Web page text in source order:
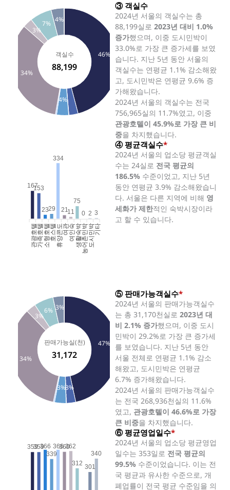
46%
4%
34%
3%
7% 4%
객실수
88,199
③ 객실수
2024년 서울의 객실수는 총
88,199실로 2023년 대비 1.0%
증가했으며, 이중 도시민박이
33.0%로 가장 큰 증가세를 보였
습니다. 지난 5년 동안 서울의
객실수는 연평균 1.1% 감소해왔
고, 도시민박은 연평균 9.6% 증
가해왔습니다.
2024년 서울의 객실수는 전국
756,965실의 11.7%였고, 이중
관광호텔이 45.9%로 가장 큰 비
중을 차지했습니다.
167153
2329
334
2111
75
0 2 3
관광호텔가족호텔소형호텔호스텔휴양콘도여관여인숙생활숙박농어촌민박도시민박기타
④ 평균객실수*
2024년 서울의 업소당 평균객실
수는 24실로 전국 평균의
186.5% 수준이었고, 지난 5년
동안 연평균 3.9% 감소해왔습니
다. 서울은 다른 지역에 비해 영
세화가 제한적인 숙박시장이라
고 할 수 있습니다.
47%
3%
3%
34%
3%
6% 3%
판매가능실(천)
31,172
⑤ 판매가능객실수*
2024년 서울의 판매가능객실수
는 총 31,170천실로 2023년 대
비 2.1% 증가했으며, 이중 도시
민박이 29.2%로 가장 큰 증가세
를 보였습니다. 지난 5년 동안
서울 전체로 연평균 1.1% 감소
해왔고, 도시민박은 연평균
6.7% 증가해왔습니다.
2024년 서울의 판매가능객실수
는 전국 268,936천실의 11.6%
였고, 관광호텔이 46.6%로 가장
큰 비중을 차지했습니다.
359359366
339
366360362
312
301
340
⑥ 평균영업일수*
2024년 서울의 업소당 평균영업
일수는 353일로 전국 평균의
99.5% 수준이었습니다. 이는 전
국 평균과 유사한 수준으로, 개
폐업률이 전국 평균 수준임을 의